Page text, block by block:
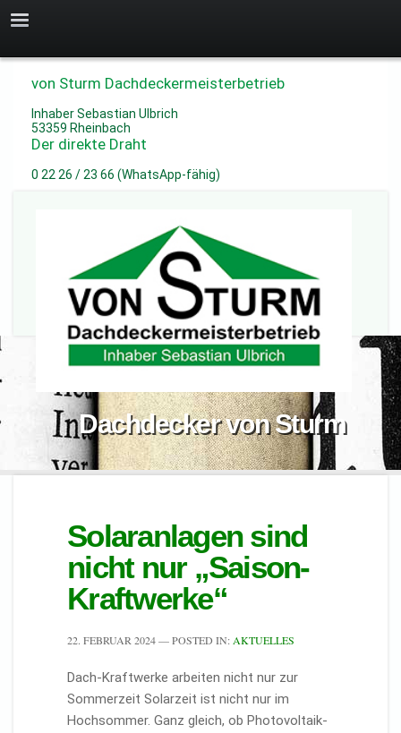
von Sturm Dachdeckermeisterbetrieb
Inhaber Sebastian Ulbrich
53359 Rheinbach
Der direkte Draht
0 22 26 / 23 66 (WhatsApp-fähig)
Dachdecker von Sturm
Solaranlagen sind
nicht nur „Saison-
Kraftwerke“
22. FEBRUAR 2024— POSTED IN: AKTUELLES
Dach-Kraftwerke arbeiten nicht nur zur
Sommerzeit Solarzeit ist nicht nur im
Hochsommer. Ganz gleich, ob Photovoltaik-